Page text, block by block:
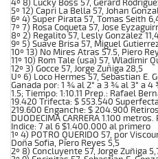
4º 8) Lucky Boss 57, Gerard
5º 12) Capri La Bella 57, Johan
6º 4) Super Pirata 57, Tomas Seith
7º 7) Rosa Coqueta 57, Jose
8º 2) Regalito 57, Lesly Gonzalez
9º 5) Suave Brisa 57, Miguel
10º 13) No Mires Atras 57.5, Piero
11º 10) Rom Tale (usa) 57, Wladimir
12º 3) Gocce 57, Jorge Zuñiga 28,5
Uº 6) Loco Hermes 57, Sebastian E.
Ganada por: 1 ¾ al 2° a 3 ¾ al 3° a 4
1.5; Tiempo: 1:10.11 Prep.: Rafael
19.420 Trifecta: $ 553.540
219.600 Enganche: $ 204.900
DUODECIMA CARRERA 1.100
Indice: 7 al 6 $1.400.000 al primero
1º 4) POTRO QUERIDO 57, por
Doña Sofia, Piero Reyes 5,5
2º 8) Concluyente 57, Jorge Zuñiga